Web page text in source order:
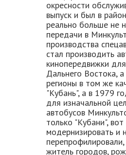
окресности
выпуск и был в
реально больше не
передачи в
производства
стал производить
кинопередвижки
Дальнего Востока,
регионы в том же
"Кубань", а в 1979
для изначальной
автобусов
только "Кубани",
модернизировать и
житель городов,